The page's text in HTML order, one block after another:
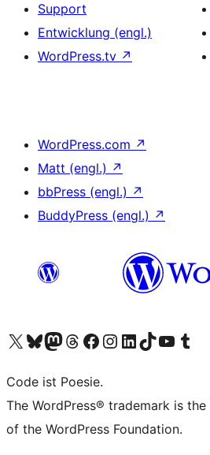
Support
Entwicklung (engl.)
WordPress.tv ↗
WordPress.com ↗
Matt (engl.) ↗
bbPress (engl.) ↗
BuddyPress (engl.) ↗
Unser X-Konto (früher Twitter) besuchen
Unser Bluesky-Konto besuchen
Unser Mastodon-Konto besuchen
Unser Threads-Konto besuchen
Unsere Facebook-Seite besuchen
Unser Instagram-Konto besuchen
Unser LinkedIn-Konto besuchen
Unser TikTok-Konto
Unseren YouTube-
Unser
Code ist Poesie.
The WordPress® trademark is
of the WordPress Foundation.